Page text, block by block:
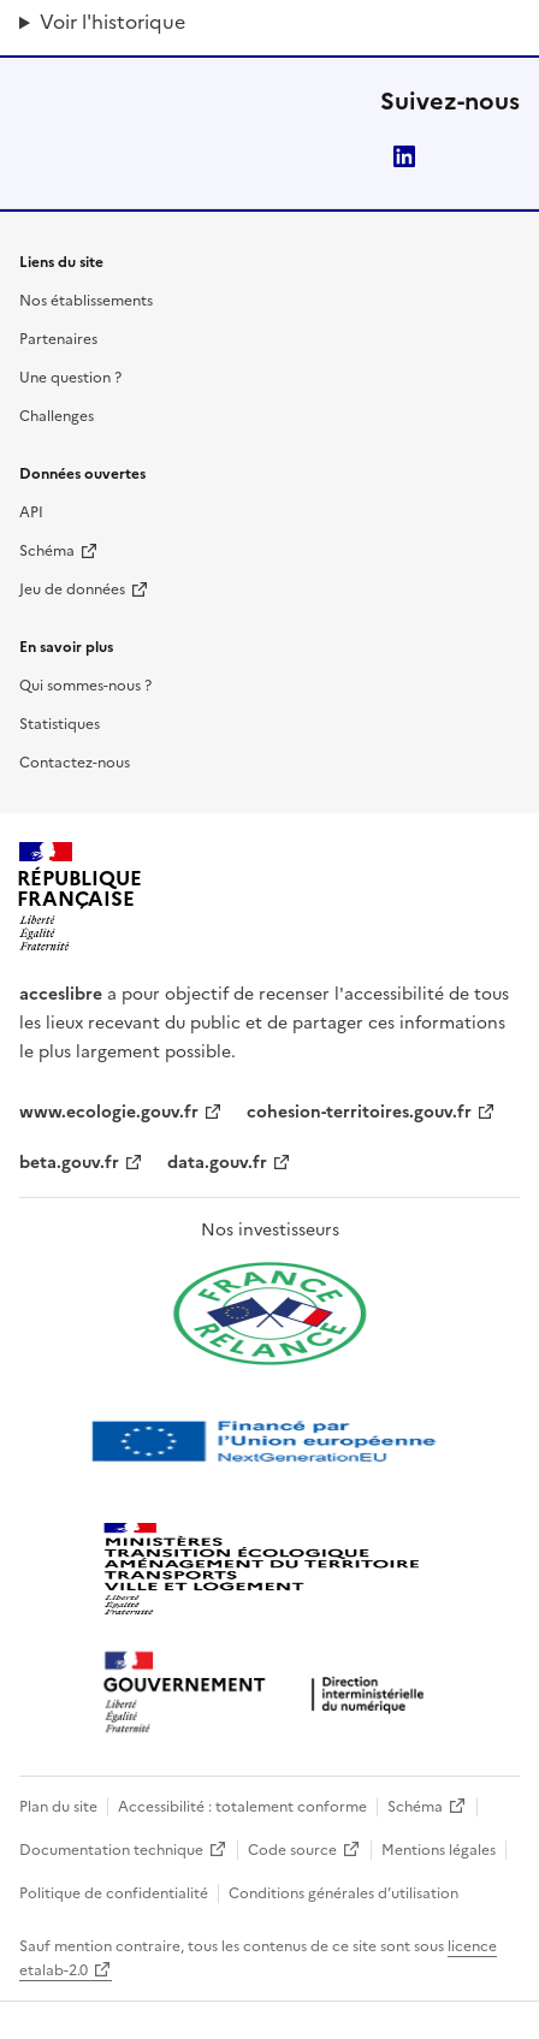
Voir l'historique
Suivez-nous
Liens du site
Nos établissements
Partenaires
Une question ?
Challenges
Données ouvertes
API
Schéma
Jeu de données
En savoir plus
Qui sommes-nous ?
Statistiques
Contactez-nous
RÉPUBLIQUE
FRANÇAISE
acceslibre a pour objectif de recenser l'accessibilité de tous
les lieux recevant du public et de partager ces informations
le plus largement possible.
www.ecologie.gouv.fr
cohesion-territoires.gouv.fr
beta.gouv.fr
data.gouv.fr
Nos investisseurs
Plan du site Accessibilité : totalement conforme
Schéma
Documentation technique
Code source
Mentions légales
Politique de confidentialité
Conditions générales d’utilisation
Sauf mention contraire, tous les contenus de ce site sont sous licence
etalab-2.0